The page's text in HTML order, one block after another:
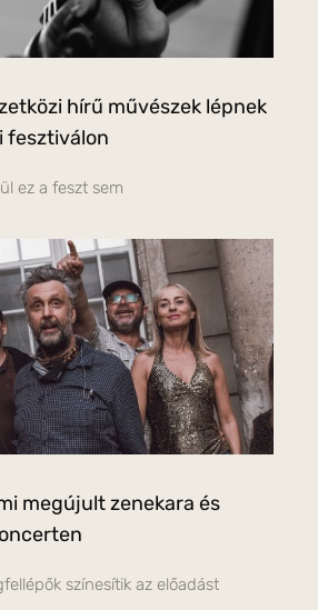
hírű művészek lépnek
fesztiválon
ez a feszt sem
megújult zenekara és
színesítik az előadást